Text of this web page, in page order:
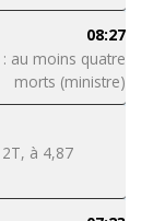
08:27
au moins quatre
morts (ministre)
à 4,87